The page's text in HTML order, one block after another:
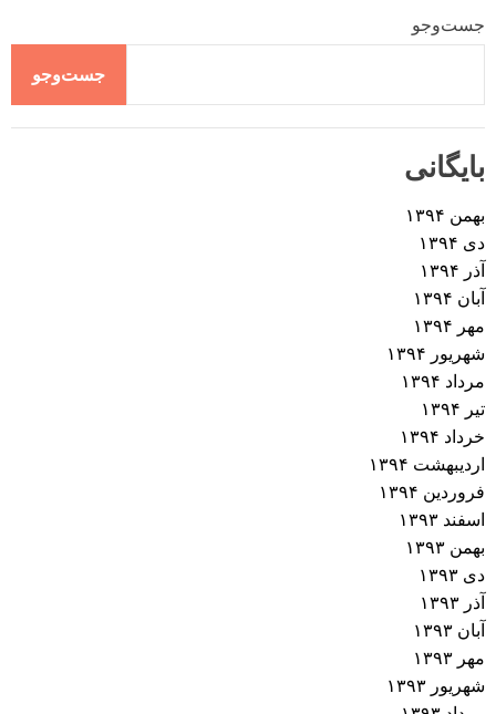
جست‌وجو
جست‌وجو
بایگانی
بهمن ۱۳۹۴
دی ۱۳۹۴
آذر ۱۳۹۴
آبان ۱۳۹۴
مهر ۱۳۹۴
شهریور ۱۳۹۴
مرداد ۱۳۹۴
تیر ۱۳۹۴
خرداد ۱۳۹۴
اردیبهشت ۱۳۹۴
فروردین ۱۳۹۴
اسفند ۱۳۹۳
بهمن ۱۳۹۳
دی ۱۳۹۳
آذر ۱۳۹۳
آبان ۱۳۹۳
مهر ۱۳۹۳
شهریور ۱۳۹۳